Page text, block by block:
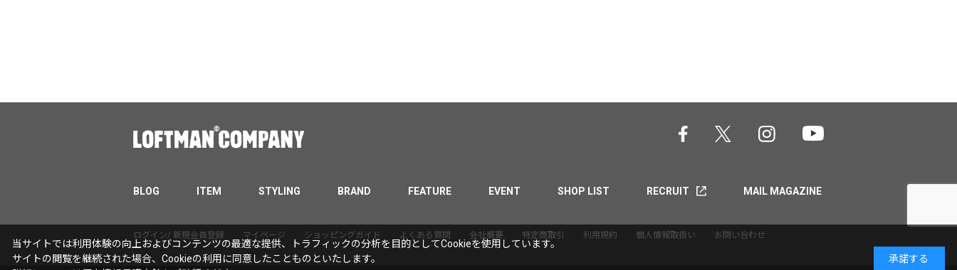
BLOG ITEM STYLING BRAND FEATURE EVENT SHOP LIST RECRUIT MAIL MAGAZINE
ログイン/ 新規会員登録 マイページ ショッピングガイド よくある質問 会社概要 特定商取引 利用規約 個人情報取扱い お問い合わせ
当サイトでは利用体験の向上およびコンテンツの最適な提供、トラフィックの分析を目的としてCookieを使用しています。
サイトの閲覧を継続された場合、Cookieの利用に同意したことものといたします。
承諾する